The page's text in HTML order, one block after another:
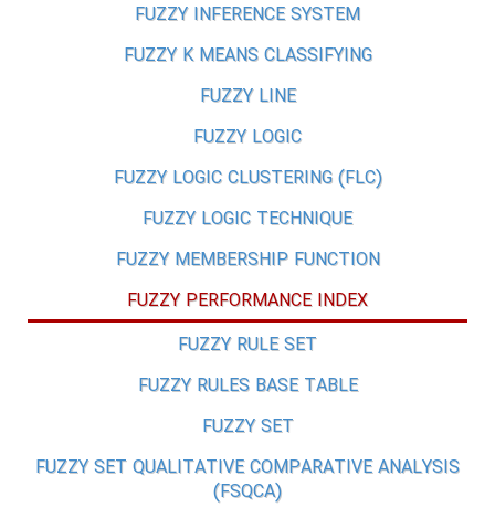
FUZZY INFERENCE SYSTEM
FUZZY K MEANS CLASSIFYING
FUZZY LINE
FUZZY LOGIC
FUZZY LOGIC CLUSTERING (FLC)
FUZZY LOGIC TECHNIQUE
FUZZY MEMBERSHIP FUNCTION
FUZZY PERFORMANCE INDEX
FUZZY RULE SET
FUZZY RULES BASE TABLE
FUZZY SET
FUZZY SET QUALITATIVE COMPARATIVE ANALYSIS
(FSQCA)